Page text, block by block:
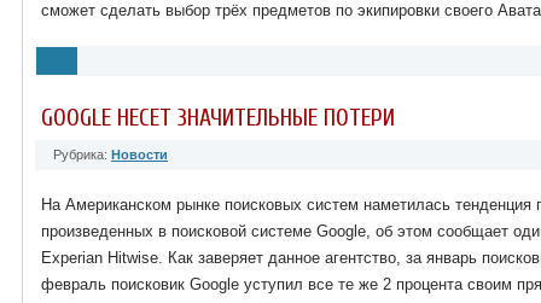
сможет сделать выбор трёх предметов по экипировки своего
GOOGLE НЕСЕТ ЗНАЧИТЕЛЬНЫЕ ПОТЕРИ
Рубрика: Новости
На Американском рынке поисковых систем наметилась
произведенных в поисковой системе Google, об этом сообщает
Experian Hitwise. Как заверяет данное агентство, за январь
февраль поисковик Google уступил все те же 2 процента своим